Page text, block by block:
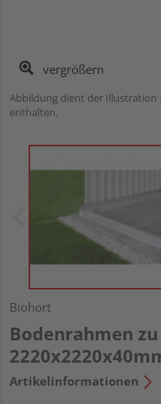
vergrößern
Abbildung dient der Illustration
enthalten.
Biohort
Bodenrahmen
Artikelinformationen